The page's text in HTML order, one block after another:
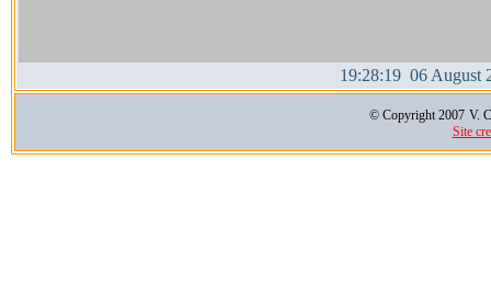
19:28:19 06 August
© Copyright 2007 V.
Site